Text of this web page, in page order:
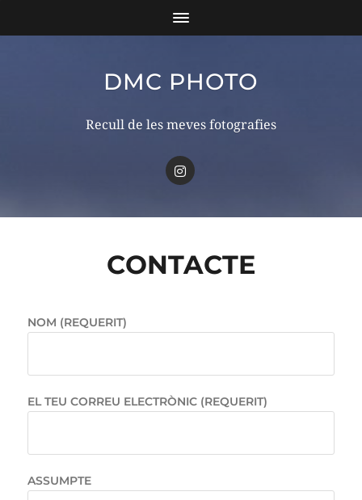
DMC PHOTO
Recull de les meves fotografies
CONTACTE
NOM (REQUERIT)
EL TEU CORREU ELECTRÒNIC (REQUERIT)
ASSUMPTE